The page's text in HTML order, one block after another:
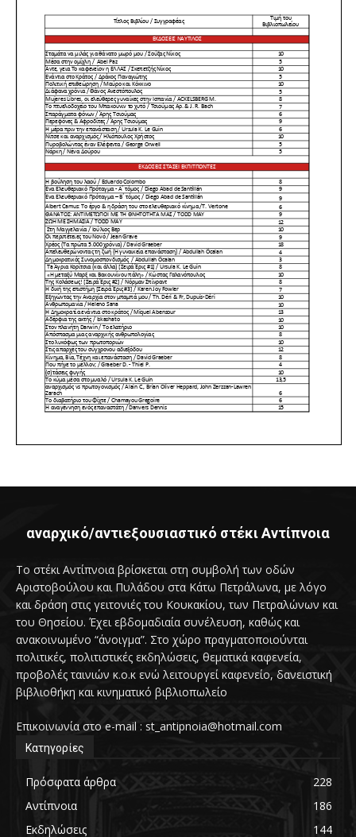
αναρχικό/αντιεξουσιαστικό στέκι Αντίπνοια
Το στέκι Αντίπνοια βρίσκεται στη συμβολή των οδών
Αριστοβούλου και Πυλάδου στα Κάτω Πετράλωνα, με λόγο
και δράση στις γειτονιές του Κουκακίου, των Πετραλώνων και
του Θησείου. Έχει εβδομαδιαία συνέλευση, καθώς και
ανακοινωμένο “άνοιγμα”. Στο χώρο πραγματοποιούνται
πολιτικές, πολιτιστικές εκδηλώσεις, θεματικά καφενεία,
προβολές ταινιών κ.ο.κ ενώ λειτουργεί καφενείο, δανειστική
βιβλιοθήκη και κινηματικό βιβλιοπωλείο
Επικοινωνία στο e-mail : st_antipnoia@hotmail.com
Κατηγορίες
Πρόσφατα άρθρα
228
Αντίπνοια
186
Εκδηλώσεις
144